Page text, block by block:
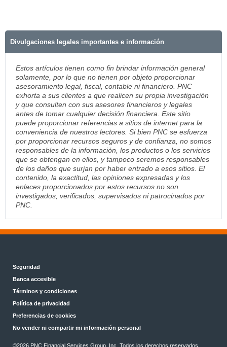
Divulgaciones legales importantes e información
Estos artículos tienen como fin brindar información general
solamente, por lo que no tienen por objeto proporcionar
asesoramiento legal, fiscal, contable ni financiero. PNC
exhorta a sus clientes a que realicen su propia investigación
y que consulten con sus asesores financieros y legales
antes de tomar cualquier decisión financiera. Este sitio
puede proporcionar referencias a sitios de internet para la
conveniencia de nuestros lectores. Si bien PNC se esfuerza
por proporcionar recursos seguros y de confianza, no somos
responsables de la información, los productos o los servicios
que se obtengan en ellos, y tampoco seremos responsables
de los daños que surjan por haber entrado a esos sitios. El
contenido, la exactitud, las opiniones expresadas y los
enlaces proporcionados por estos recursos no son
investigados, verificados, supervisados ni patrocinados por
PNC.
Seguridad
Banca accesible
Términos y condiciones
Política de privacidad
Preferencias de cookies
No vender ni compartir mi información personal
©2026 PNC Financial Services Group, Inc. Todos los derechos reservados.